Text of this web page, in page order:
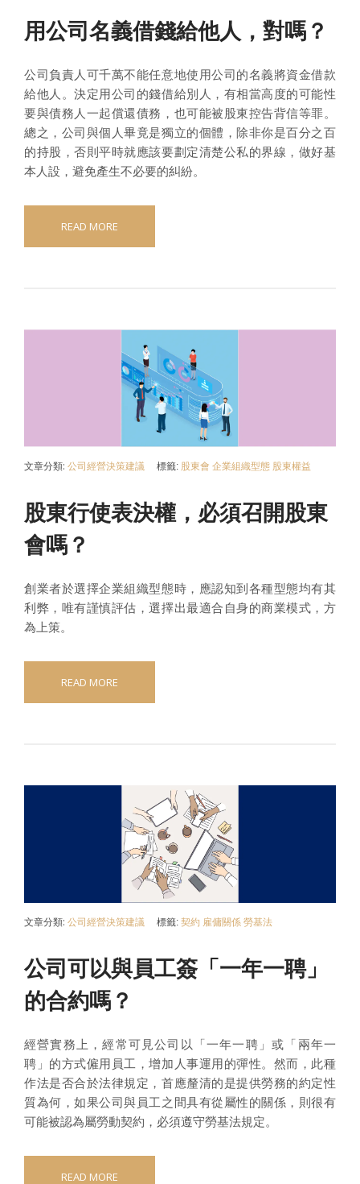
用公司名義借錢給他人，對嗎？
公司負責人可千萬不能任意地使用公司的名義將資金借款
給他人。決定用公司的錢借給別人，有相當高度的可能性
要與債務人一起償還債務，也可能被股東控告背信等罪。
總之，公司與個人畢竟是獨立的個體，除非你是百分之百
的持股，否則平時就應該要劃定清楚公私的界線，做好基
本人設，避免產生不必要的糾紛。
READ MORE
文章分類: 公司經營決策建議 標籤: 股東會 企業組織型態 股東權益
股東行使表決權，必須召開股東
會嗎？
創業者於選擇企業組織型態時，應認知到各種型態均有其
利弊，唯有謹慎評估，選擇出最適合自身的商業模式，方
為上策。
READ MORE
文章分類: 公司經營決策建議 標籤: 契約 雇傭關係 勞基法
公司可以與員工簽「一年一聘」
的合約嗎？
經營實務上，經常可見公司以「一年一聘」或「兩年一
聘」的方式僱用員工，增加人事運用的彈性。然而，此種
作法是否合於法律規定，首應釐清的是提供勞務的約定性
質為何，如果公司與員工之間具有從屬性的關係，則很有
可能被認為屬勞動契約，必須遵守勞基法規定。
READ MORE